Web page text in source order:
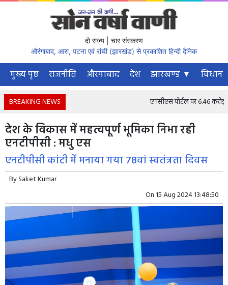
दो राज्य | चार संस्करण
औरंगाबाद, आरा, पटना एवं रांची (झारखंड) से प्रकाशित हिन्दी दैनिक
मुख्य पृष्ठ राजनीति औरंगाबाद देश झारखण्ड ▼
BREAKING NEWS एनसीएस पोर्टल पर 6.46 करोड़
देश के विकास में महत्वपूर्ण भूमिका निभा रही
एनटीपीसी : मधु एस
एनटीपीसी कांटी में मनाया गया 78वां स्वतंत्रता दिवस
BySaket Kumar
On15 Aug 2024 13:48:50